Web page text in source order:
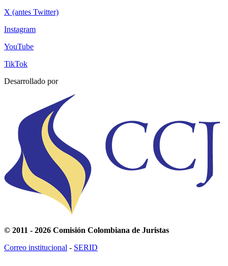
X (antes Twitter)
Instagram
YouTube
TikTok
Desarrollado por
© 2011 - 2026 Comisión Colombiana de Juristas
Correo institucional - SERID